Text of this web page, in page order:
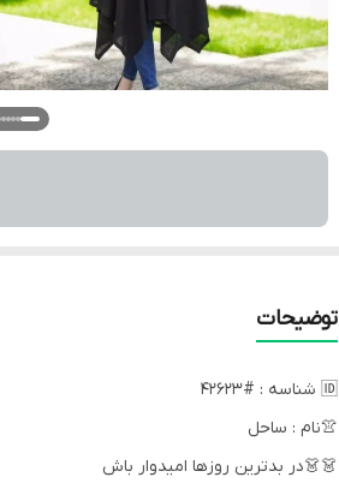
توضیحات
🆔 شناسه : #42623
👚نام : ساحل
👗👗در بدترین روزها امیدوار باش